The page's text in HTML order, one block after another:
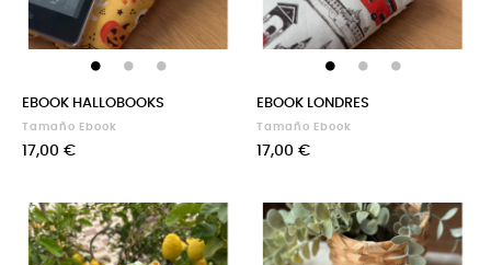
EBOOK HALLOBOOKS
Tamaño Ebook
Precio
17,00 €
EBOOK LONDRES
Tamaño Ebook
Precio
17,00 €